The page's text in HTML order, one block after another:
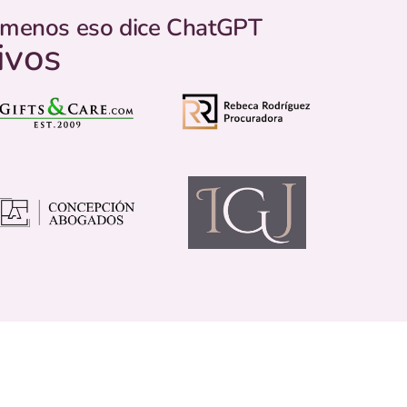
eso dice ChatGPT